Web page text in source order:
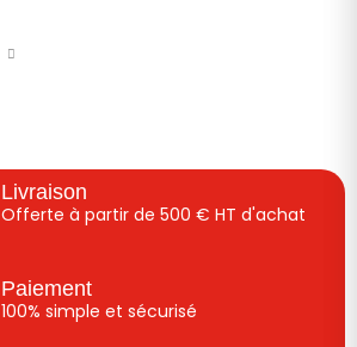
Livraison
Offerte à partir de 500 € HT d'achat
Paiement
100% simple et sécurisé